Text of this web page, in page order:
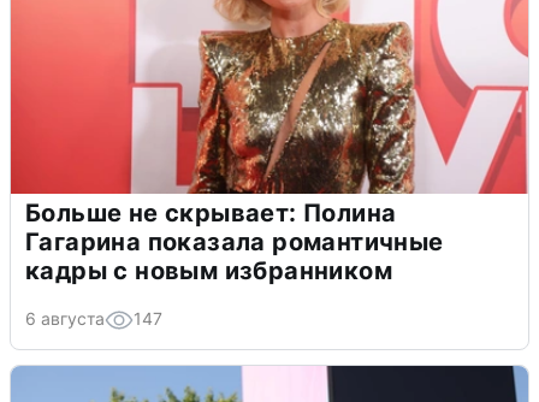
Больше не скрывает: Полина
Гагарина показала романтичные
кадры с новым избранником
6 августа 147